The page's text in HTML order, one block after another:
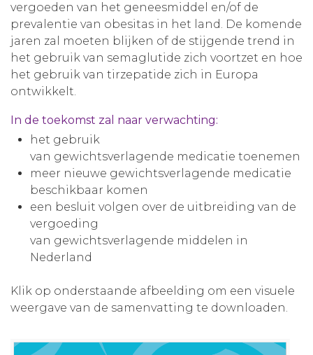
vergoeden van het geneesmiddel en/of de
prevalentie van obesitas in het land. De komende
jaren zal moeten blijken of de stijgende trend in
het gebruik van semaglutide zich voortzet en hoe
het gebruik van tirzepatide zich in Europa
ontwikkelt.
In de toekomst zal naar verwachting:
het gebruik
van gewichtsverlagende medicatie toenemen
meer nieuwe gewichtsverlagende medicatie
beschikbaar komen
een besluit volgen over de uitbreiding van de
vergoeding
van gewichtsverlagende middelen in
Nederland
Klik op onderstaande afbeelding om een visuele
weergave van de samenvatting te downloaden.